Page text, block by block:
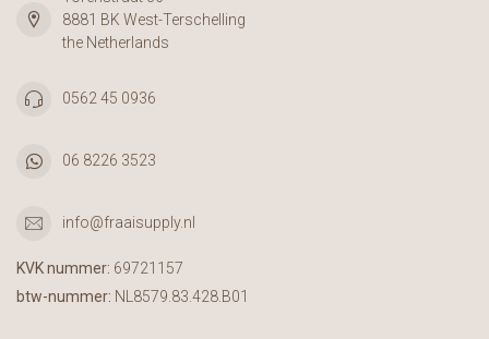
8881 BK West-Terschelling
the Netherlands
0562 45 0936
06 8226 3523
info@fraaisupply.nl
KVK nummer: 69721157
btw-nummer: NL8579.83.428.B01